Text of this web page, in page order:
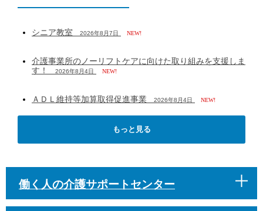
シニア教室 2026年8月7日 NEW!
介護事業所のノーリフトケアに向けた取り組みを支援しま
す！
2026年8月4日 NEW!
ＡＤＬ維持等加算取得促進事業 2026年8月4日 NEW!
もっと見る
働く人の介護サポートセンター